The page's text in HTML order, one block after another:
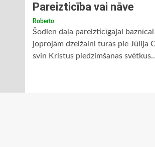
Pareizticība vai nāve
Roberto
Šodien daļa pareizticīgajai
joprojām dzelžaini turas pie Jūlija
svin Kristus piedzimšanas